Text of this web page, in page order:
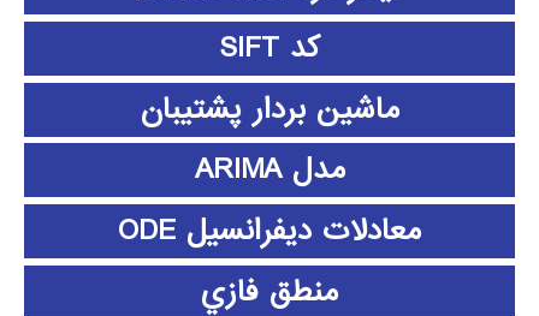
کد SIFT
ماشین بردار پشتیبان
مدل ARIMA
معادلات دیفرانسیل ODE
منطق فازي